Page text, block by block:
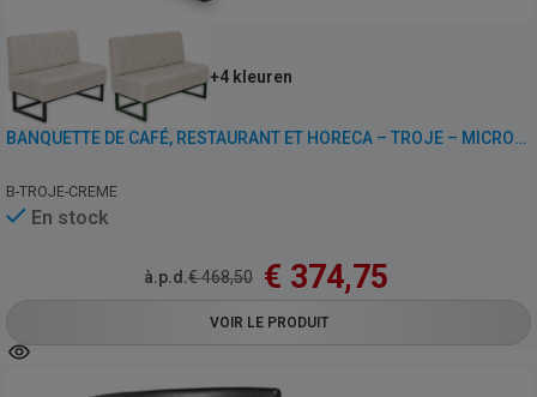
+4 kleuren
BANQUETTE DE CAFÉ, RESTAURANT ET HORECA – TROJE – MICROFIBRE VINTAGE
B-TROJE-CREME
En stock
à.p.d.€468,50 € 374,75
VOIR LE PRODUIT